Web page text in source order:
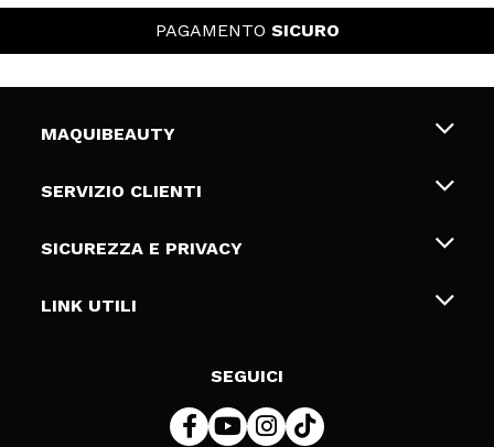
PAGAMENTO SICURO
MAQUIBEAUTY
Chi siamo
Gift Cards
SERVIZIO CLIENTI
Spedizioni & Resi
Metodi di pagamamento
SICUREZZA E PRIVACY
Termini e condizioni
LINK UTILI
SEGUICI